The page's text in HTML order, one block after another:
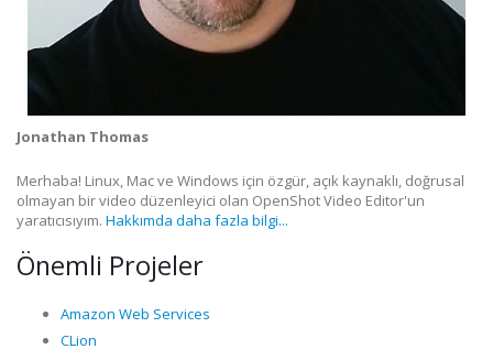
Jonathan Thomas
Merhaba! Linux, Mac ve Windows için özgür, açık kaynaklı, doğrusal
olmayan bir video düzenleyici olan OpenShot Video Editor'un
yaratıcısıyım. Hakkımda daha fazla bilgi...
Önemli Projeler
Amazon Web Services
CLion